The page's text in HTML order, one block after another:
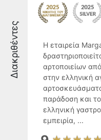
Διακριθέντες
Η εταιρεία
αρτοποιείων
στην ελληνική
παράδοση και
ελληνική
εμπειρία, ...